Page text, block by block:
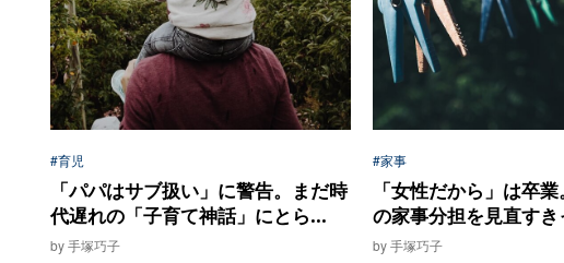
#育児
「パパはサブ扱い」に警告。まだ時
代遅れの「子育て神話」にとら...
by 手塚巧子
#家事
「女性だから」は卒
の家事分担を見直すき
by 手塚巧子